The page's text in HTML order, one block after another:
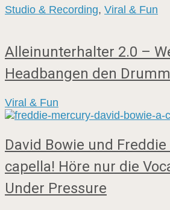
Studio & Recording, Viral & Fun
Alleinunterhalter 2.0 –
Headbangen den
Viral & Fun
David Bowie und
capella! Höre nur die
Under Pressure